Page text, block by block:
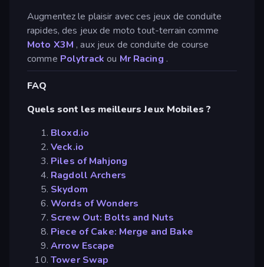
Augmentez le plaisir avec ces jeux de conduite
rapides, des jeux de moto tout-terrain comme
Moto X3M , aux jeux de conduite de course
comme Polytrack ou Mr Racing .
FAQ
Quels sont les meilleurs Jeux Mobiles ?
Bloxd.io
Veck.io
Piles of Mahjong
Ragdoll Archers
Skydom
Words of Wonders
Screw Out: Bolts and Nuts
Piece of Cake: Merge and Bake
Arrow Escape
Tower Swap